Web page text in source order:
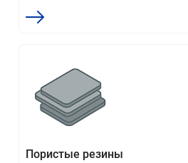
Пористые резины